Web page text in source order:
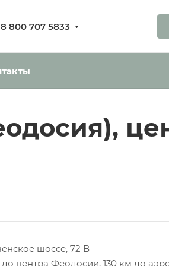
8 800 707 5833
шоссе, 72 В
центра Феодосии, 130 км до